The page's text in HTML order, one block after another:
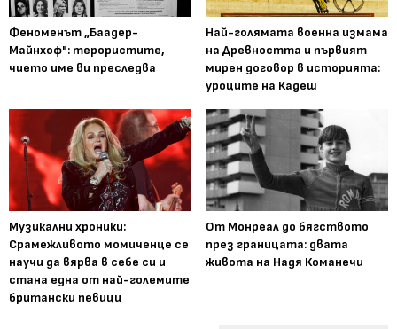
Феноменът „Баадер-
Майнхоф": терористите,
чието име ви преследва
Най-голямата военна измама
на Древността и първият
мирен договор в историята:
уроците на Кадеш
Музикални хроники:
Срамежливото момиченце се
научи да вярва в себе си и
стана една от най-големите
британски певици
От Монреал до бягството
през границата: двата
живота на Надя Команечи